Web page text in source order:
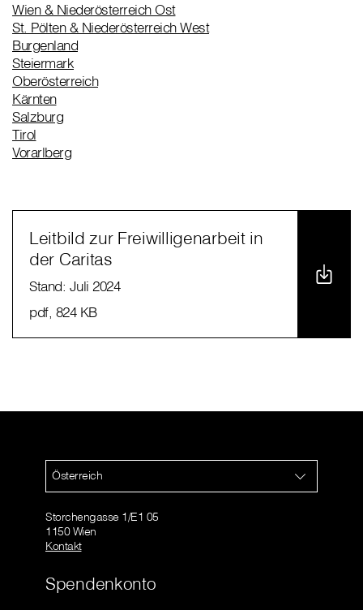
Wien & Niederösterreich Ost
St. Pölten & Niederösterreich West
Burgenland
Steiermark
Oberösterreich
Kärnten
Salzburg
Tirol
Vorarlberg
Leitbild zur Freiwilligenarbeit in
der Caritas
Stand: Juli 2024
pdf, 824 KB
Österreich
Storchengasse 1/E1 05
1150 Wien
Kontakt
Spendenkonto